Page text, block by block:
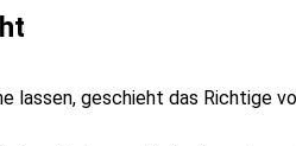
lassen, geschieht das Richtige